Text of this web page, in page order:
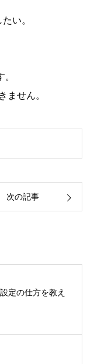
い。
ません。
次の記事
定の仕方を教え